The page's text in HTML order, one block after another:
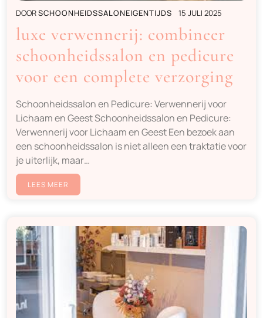
DOORSCHOONHEIDSSALONEIGENTIJDS 15 JULI 2025
luxe verwennerij: combineer
schoonheidssalon en pedicure
voor een complete verzorging
Schoonheidssalon en Pedicure: Verwennerij voor
Lichaam en Geest Schoonheidssalon en Pedicure:
Verwennerij voor Lichaam en Geest Een bezoek aan
een schoonheidssalon is niet alleen een traktatie voor
je uiterlijk, maar…
LEES MEER